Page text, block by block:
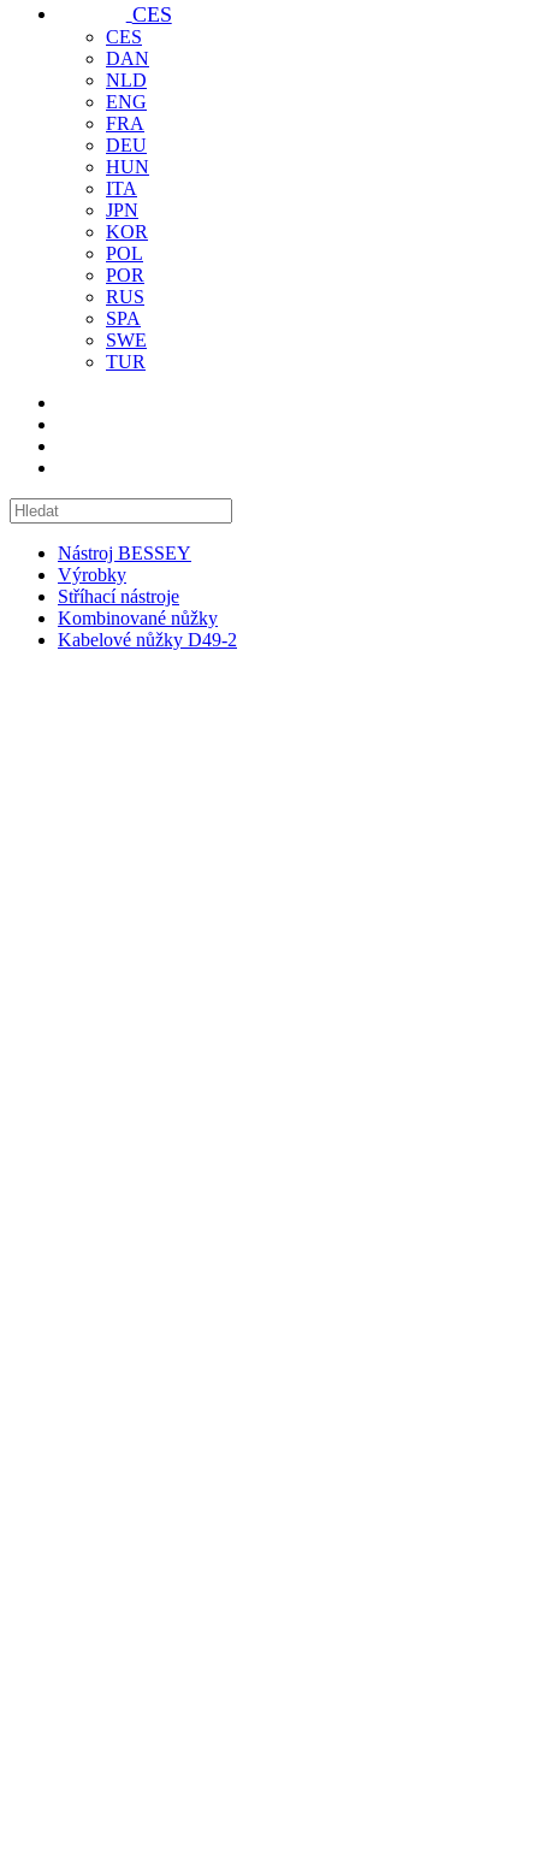
CES
CES
DAN
NLD
ENG
FRA
DEU
HUN
ITA
JPN
KOR
POL
POR
RUS
SPA
SWE
TUR
Nástroj BESSEY
Výrobky
Stříhací nástroje
Kombinované nůžky
Kabelové nůžky D49-2